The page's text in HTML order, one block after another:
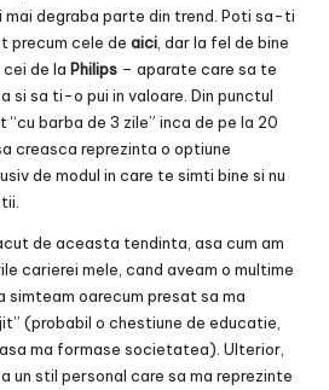
degraba parte din trend. Poti sa-ti
precum cele de aici , dar la fel de bine
de la Philips – aparate care sa te
si sa ti-o pui in valoare. Din punctul
“cu barba de 3 zile” inca de pe la 20
creasca reprezinta o optiune
de modul in care te simti bine si nu
de aceasta tendinta, asa cum am
carierei mele, cand aveam o multime
simteam oarecum presat sa ma
(probabil o chestiune de educatie,
ma formase societatea). Ulterior,
un stil personal care sa ma reprezinte